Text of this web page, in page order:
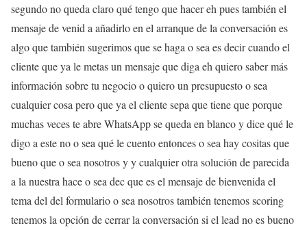
segundo no queda claro qué tengo que hacer eh pues también el
mensaje de venid a añadirlo en el arranque de la conversación es
algo que también sugerimos que se haga o sea es decir cuando el
cliente que ya le metas un mensaje que diga eh quiero saber más
información sobre tu negocio o quiero un presupuesto o sea
cualquier cosa pero que ya el cliente sepa que tiene que porque
muchas veces te abre WhatsApp se queda en blanco y dice qué le
digo a este no o sea qué le cuento entonces o sea hay cositas que
bueno que o sea nosotros y y cualquier otra solución de parecida
a la nuestra hace o sea dec que es el mensaje de bienvenida el
tema del del formulario o sea nosotros también tenemos scoring
tenemos la opción de cerrar la conversación si el lead no es bueno